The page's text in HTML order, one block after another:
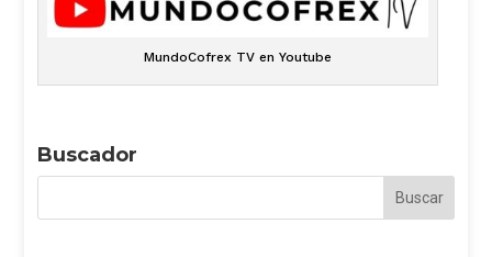
MundoCofrex TV en Youtube
Buscador